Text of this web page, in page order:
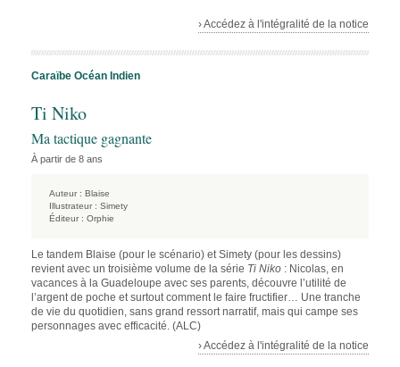
› Accédez à l'intégralité de la notice
Caraïbe Océan Indien
Ti Niko
Ma tactique gagnante
À partir de 8 ans
Auteur : Blaise
Illustrateur : Simety
Éditeur : Orphie
Le tandem Blaise (pour le scénario) et Simety (pour les dessins)
revient avec un troisième volume de la série Ti Niko : Nicolas, en
vacances à la Guadeloupe avec ses parents, découvre l’utilité de
l’argent de poche et surtout comment le faire fructifier… Une tranche
de vie du quotidien, sans grand ressort narratif, mais qui campe ses
personnages avec efficacité. (ALC)
› Accédez à l'intégralité de la notice